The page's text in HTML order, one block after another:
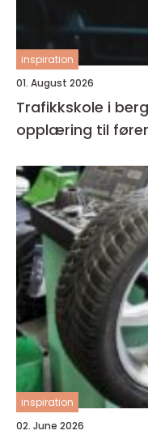
inspiration
01. August 2026
Trafikkskole i
opplæring til
inspiration
02. June 2026